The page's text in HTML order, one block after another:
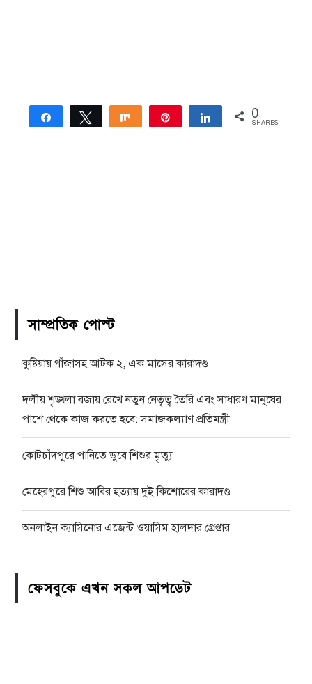
Share Tweet Share Share 0
SHARES
সাম্প্রতিক পোস্ট
কুষ্টিয়ায় গাঁজাসহ আটক ২, এক মাসের কারাদণ্ড
দলীয় শৃঙ্খলা বজায় রেখে নতুন নেতৃত্ব তৈরি এবং সাধারণ মানুষের
পাশে থেকে কাজ করতে হবে: সমাজকল্যাণ প্রতিমন্ত্রী
কোটচাঁদপুরে পানিতে ডুবে শিশুর মৃত্যু
মেহেরপুরে শিশু আবির হত্যায় দুই কিশোরের কারাদণ্ড
অনলাইন ক্যাসিনোর এজেন্ট ওয়াসিম হালদার গ্রেপ্তার
ফেসবুকে এখন সকল আপডেট